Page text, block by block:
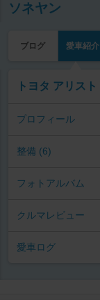
ソネヤン
ブログ 愛車紹介
トヨタ アリスト
プロフィール
整備 (6)
フォトアルバム
クルマレビュー
愛車ログ